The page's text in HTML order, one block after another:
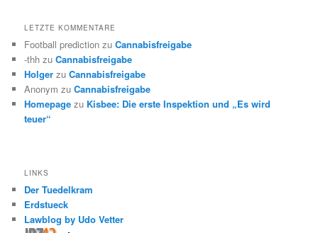
LETZTE KOMMENTARE
Football prediction zuCannabisfreigabe
-thh zuCannabisfreigabe
Holger zuCannabisfreigabe
Anonym zuCannabisfreigabe
Homepage zu Kisbee: Die erste Inspektion und „Es wird
teuer“
LINKS
Der Tuedelkram
Erdstueck
Lawblog by Udo Vetter